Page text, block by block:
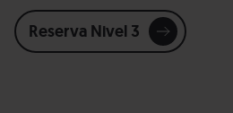
Reserva Nivel 3